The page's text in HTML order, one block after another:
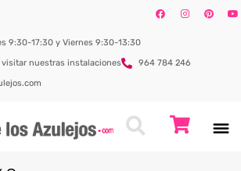
9:30-17:30 y Viernes 9:30-13:30
nuestras instalaciones
964 784 246